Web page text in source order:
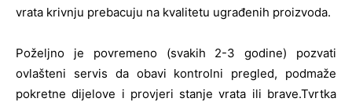
vrata krivnju prebacuju na kvalitetu ugrađenih proizvoda.
Poželjno je povremeno (svakih 2-3 godine) pozvati
ovlašteni servis da obavi kontrolni pregled, podmaže
pokretne dijelove i provjeri stanje vrata ili brave.Tvrtka